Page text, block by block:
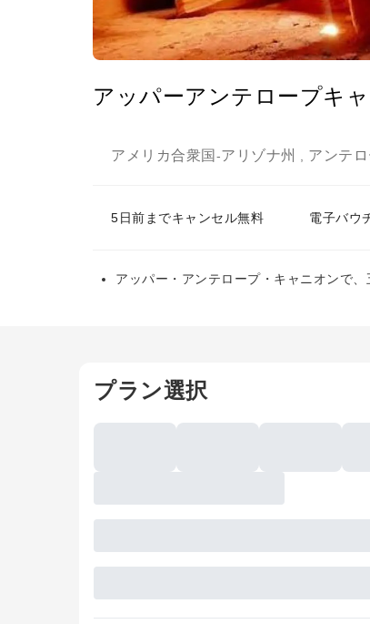
アッパーアンテロープキ
アメリカ合衆国 -アリゾナ州 アンテ
5日前までキャンセル無料 電子バウ
アッパー・アンテロープ・キャニオンで
プラン選択